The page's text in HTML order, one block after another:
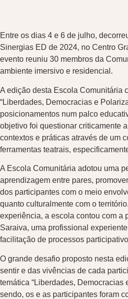
Entre os dias 4 e 6 de julho,
Sinergias ED de 2024, no Centro
evento reuniu 30 membros da
ambiente imersivo e residencial.
A edição desta Escola Comunitária
“Liberdades, Democracias e
posicionamentos num palco
objetivo foi questionar criticamente
contextos e práticas através de um
ferramentas teatrais,
A Escola Comunitária adotou uma
aprendizagem entre pares,
dos participantes com o meio
quanto culturalmente com o
experiência, a escola contou com a
Saraiva, uma profissional
facilitação de processos
O grande desafio proposto nesta
sentir e das vivências de cada
temática “Liberdades, Democracias
sendo, os e as participantes foram